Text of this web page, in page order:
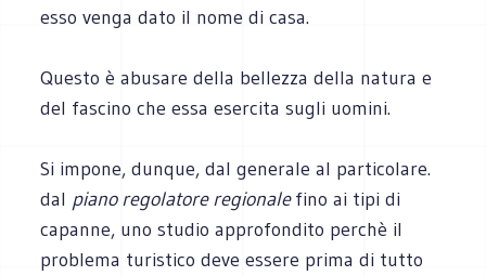
esso venga dato il nome di casa.
Questo è abusare della bellezza della natura e
del fascino che essa esercita sugli uomini.
Si impone, dunque, dal generale al particolare.
dal piano regolatore regionalefino ai tipi di
capanne, uno studio approfondito perchè il
problema turistico deve essere prima di tutto